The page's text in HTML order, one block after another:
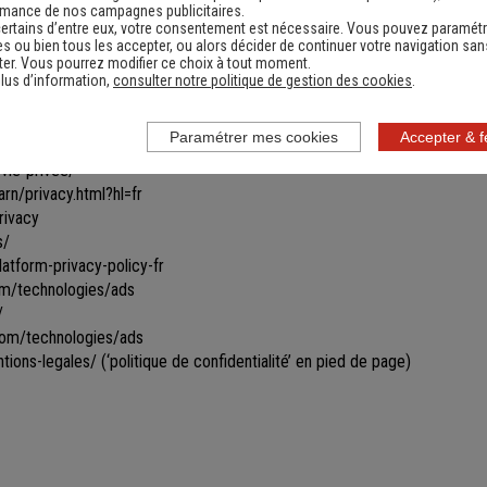
toutes ou certaines parties du site.
informations ne seront remises à jour qu'après s'être reconnecté sur
par le biais de cookies gérés par un partenaire. Les
des bannières personnalisées vous proposant des produits
type de bannières apparaître et/ou obtenir davantage
privee/
privacy.html?hl=fr
privacy-policy-fr
technologies/ads
technologies/ads
legales/ (‘politique de confidentialité’ en pied de page)
de nos campagnes publicitaires.
d’entre eux, votre consentement est nécessaire. Vous pouvez
ou bien tous les accepter, ou alors décider de continuer votre navigation
Vous pourrez modifier ce choix à tout moment.
d’information, consulter notre politique de gestion des cookies.
Accepter &
Paramétrer mes cookies